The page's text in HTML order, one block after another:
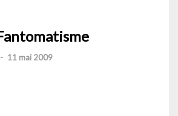
- 11 mai 2009